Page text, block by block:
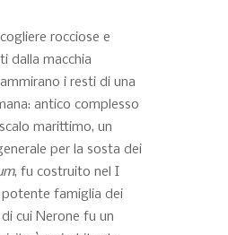
rocciose e
dalla macchia
i resti di una
antico complesso
marittimo, un
per la sosta dei
, fu costruito nel I
potente famiglia dei
cui Nerone fu un